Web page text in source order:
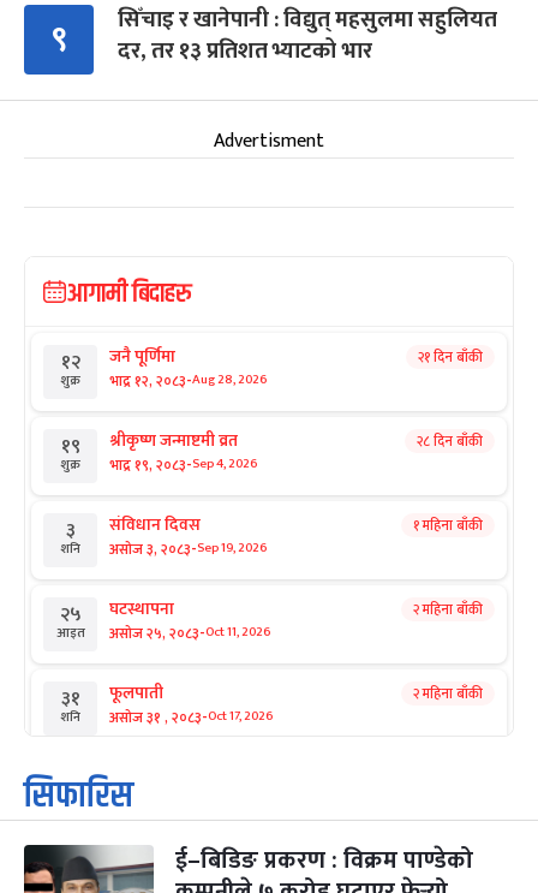
९
सिँचाइ र खानेपानी : विद्युत् महसुलमा सहुलियत
दर, तर १३ प्रतिशत भ्याटको भार
Advertisment
आगामी बिदाहरु
१२
शुक्र
जनै पूर्णिमा
भाद्र १२, २०८३-Aug 28, 2026
२१ दिन बाँकी
१९
शुक्र
श्रीकृष्ण जन्माष्टमी व्रत
भाद्र १९, २०८३-Sep 4, 2026
२८ दिन बाँकी
३
शनि
संविधान दिवस
असोज ३, २०८३-Sep 19, 2026
१ महिना बाँकी
२५
आइत
घटस्थापना
असोज २५, २०८३-Oct 11, 2026
२ महिना बाँकी
३१
शनि
फूलपाती
असोज ३१ , २०८३-Oct 17, 2026
२ महिना बाँकी
१
आइत
कार्तिक सङ्क्रान्ति
कार्तिक १, २०८३
३
मंगल
महानवमी
कार्तिक ३, २०८३-Oct 20, 2026
२ महिना बाँकी
सिफारिस
ई–बिडिङ प्रकरण : विक्रम पाण्डेको